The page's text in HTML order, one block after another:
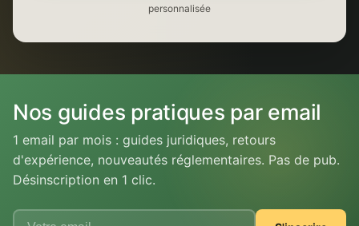
personnalisée
Nos guides pratiques par email
1 email par mois : guides juridiques, retours
d'expérience, nouveautés réglementaires. Pas de pub.
Désinscription en 1 clic.